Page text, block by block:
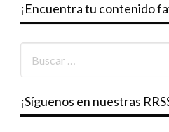
¡Encuentra tu contenido
¡Síguenos en nuestras